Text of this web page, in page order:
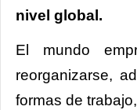
nivel global.
El mundo
reorganizarse,
formas de